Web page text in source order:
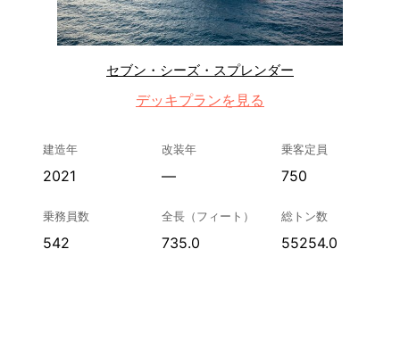
セブン・シーズ・スプレンダー
デッキプランを見る
建造年
2021
改装年
—
乗客定員
750
乗務員数
542
全長（フィート）
735.0
総トン数
55254.0